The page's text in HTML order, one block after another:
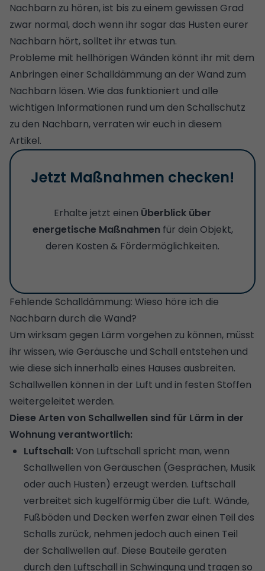
Nachbarn zu hören, ist bis zu einem gewissen Grad
zwar normal, doch wenn ihr sogar das Husten eurer
Nachbarn hört, solltet ihr etwas tun.
Probleme mit hellhörigen Wänden könnt ihr mit dem
Anbringen einer Schalldämmung an der Wand zum
Nachbarn lösen. Wie das funktioniert und alle
wichtigen Informationen rund um den Schallschutz
zu den Nachbarn, verraten wir euch in diesem
Artikel.
Jetzt Maßnahmen checken!
Erhalte jetzt einen Überblick über
energetische Maßnahmen für dein Objekt,
deren Kosten & Fördermöglichkeiten.
Fehlende Schalldämmung: Wieso höre ich die
Nachbarn durch die Wand?
Um wirksam gegen Lärm vorgehen zu können, müsst
ihr wissen, wie Geräusche und Schall entstehen und
wie diese sich innerhalb eines Hauses ausbreiten.
Schallwellen können in der Luft und in festen Stoffen
weitergeleitet werden.
Diese Arten von Schallwellen sind für Lärm in der
Wohnung verantwortlich:
Luftschall: Von Luftschall spricht man, wenn
Schallwellen von Geräuschen (Gesprächen, Musik
oder auch Husten) erzeugt werden. Luftschall
verbreitet sich kugelförmig über die Luft. Wände,
Fußböden und Decken werfen zwar einen Teil des
Schalls zurück, nehmen jedoch auch einen Teil
der Schallwellen auf. Diese Bauteile geraten
durch den Luftschall in Schwingung und tragen so